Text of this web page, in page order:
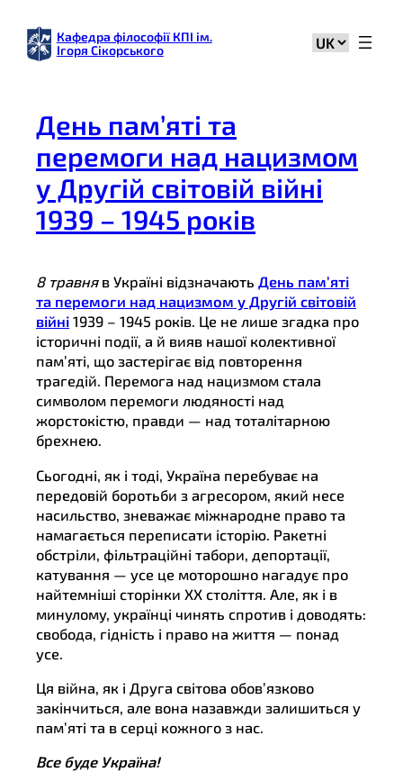
вмісту
Кафедра філософії КПІ ім.
Ігоря Сікорського
Вибрати
День пам’яті та
перемоги над нацизмом
у Другій світовій війні
1939 – 1945 років
8 травняв Україні відзначають День пам’яті
та перемоги над нацизмом у Другій світовій
війні 1939 – 1945 років. Це не лише згадка про
історичні події, а й вияв нашої колективної
пам’яті, що застерігає від повторення
трагедій. Перемога над нацизмом стала
символом перемоги людяності над
жорстокістю, правди — над тоталітарною
брехнею.
Сьогодні, як і тоді, Україна перебуває на
передовій боротьби з агресором, який несе
насильство, зневажає міжнародне право та
намагається переписати історію. Ракетні
обстріли, фільтраційні табори, депортації,
катування — усе це моторошно нагадує про
найтемніші сторінки ХХ століття. Але, як і в
минулому, українці чинять спротив і доводять:
свобода, гідність і право на життя — понад
усе.
Ця війна, як і Друга світова обов’язково
закінчиться, але вона назавжди залишиться у
пам’яті та в серці кожного з нас.
Все буде Україна!